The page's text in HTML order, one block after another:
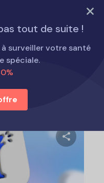
ESSAYEZ MAINTENANT
tout de suite !
surveiller votre santé
spéciale.
Eyezy